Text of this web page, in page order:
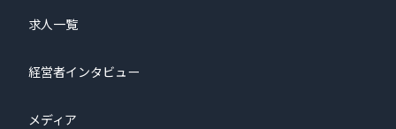
求人一覧
経営者インタビュー
メディア